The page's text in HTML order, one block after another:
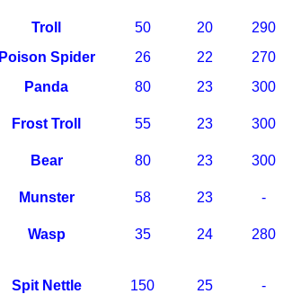
Troll 50 20 290
Poison Spider
26 22 270
Panda
80 23 300
Frost Troll 55 23 300
Bear 80 23 300
Munster 58 23 -
Wasp 35 24 280
Spit Nettle 150 25 -